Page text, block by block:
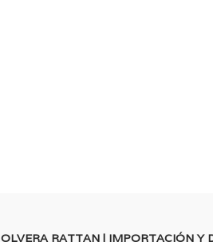
OLVERA RATTAN | IMPORTACIÓN Y